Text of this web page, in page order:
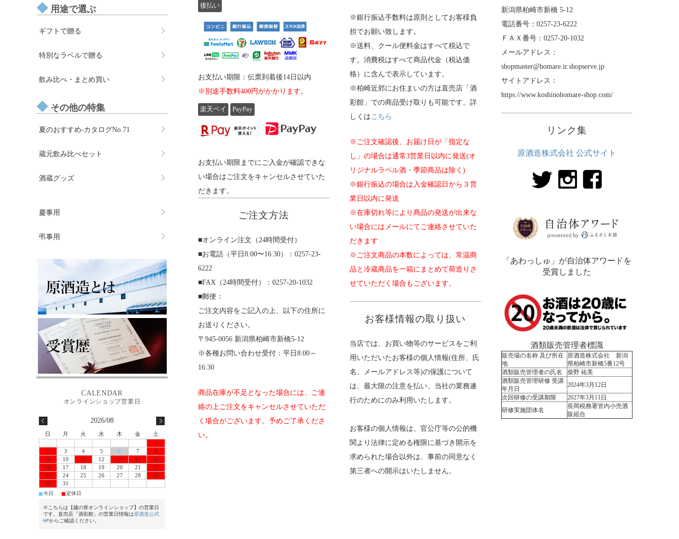
後払い
お支払い期限：伝票到着後14日以内
※別途手数料400円がかかります。
楽天ペイ PayPay
お支払い期限までにご入金が確認できな
い場合はご注文をキャンセルさせていた
だきます。
ご注文方法
■オンライン注文（24時間受付）
■お電話（平日8:00〜16:30）：0257-23-
6222
■FAX（24時間受付）：0257-20-1032
■郵便：
ご注文内容をご記入の上、以下の住所に
お送りください。
〒945-0056 新潟県柏崎市新橋5-12
※各種お問い合わせ受付：平日8:00～
16:30
商品在庫が不足となった場合には、ご連
絡の上ご注文をキャンセルさせていただ
く場合がございます。予めご了承くださ
い。
※銀行振込手数料は原則としてお客様負
担でお願い致します。
※送料、クール便料金はすべて税込で
す。消費税はすべて商品代金（税込価
格）に含んで表示しています。
※柏崎近郊にお住まいの方は直売店「酒
彩館」での商品受け取りも可能です。詳
しくはこちら
※ご注文確認後、お届け日が「指定な
し」の場合は通常3営業日以内に発送(オ
リジナルラベル酒・季節商品は除く)
※銀行振込の場合は入金確認日から３営
業日以内に発送
※在庫切れ等により商品の発送が出来な
い場合にはメールにてご連絡させていた
だきます
※ご注文商品の本数によっては、常温商
品と冷蔵商品を一箱にまとめて荷造りさ
せていただく場合もございます。
お客様情報の取り扱い
当店では、お買い物等のサービスをご利
用いただいたお客様の個人情報(住所、氏
名、メールアドレス等)の保護について
は、最大限の注意を払い、当社の業務遂
行のためにのみ利用いたします。
お客様の個人情報は、官公庁等の公的機
関より法律に定める権限に基づき開示を
求められた場合以外は、事前の同意なく
第三者への開示はいたしません。
新潟県柏崎市新橋 5-12
電話番号：0257-23-6222
ＦＡＸ番号：0257-20-1032
メールアドレス：
shopmaster@homare.ir.shopserve.jp
サイトアドレス：
https://www.koshinohomare-shop.com/
リンク集
原酒造株式会社 公式サイト
「あわっしゅ」が自治体アワードを
受賞しました
酒類販売管理者標識
販売場の名称 及び所在
地
原酒造株式会社 新潟
県柏崎市新橋5番12号
酒類販売管理者の氏名
柴野 祐美
酒類販売管理研修 受講
年月日
2024年3月12日
次回研修の受講期限
2027年3月11日
研修実施団体名
長岡税務署管内小売酒
販組合
用途で選ぶ
ギフトで贈る
特別なラベルで贈る
飲み比べ・まとめ買い
その他の特集
夏のおすすめ-カタログNo.71
蔵元飲み比べセット
酒蔵グッズ
慶事用
弔事用
2026/08
日 月 火 水 木 金
土
1
2
3 4 5 6 7
8
9
10 11 12 13 14
15
16
17 18 19 20 21
22
23
24 25 26 27 28
29
30
31
■今日 ■定休日
※こちらは【越の誉オンラインショップ】の営業日
です。直売店「酒彩館」の営業日情報は原酒造公式
HPからご確認ください。